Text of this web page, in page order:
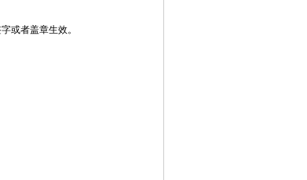
或者盖章生效。